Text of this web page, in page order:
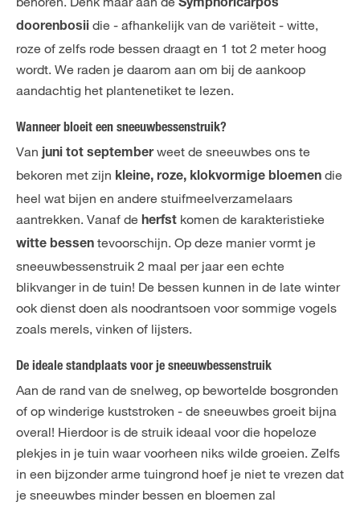
Symphoricarpos
doorenbosii die - afhankelijk van de variëteit - witte,
roze of zelfs rode bessen draagt en 1 tot 2 meter hoog
wordt. We raden je daarom aan om bij de aankoop
aandachtig het plantenetiket te lezen.
Wanneer bloeit een sneeuwbessenstruik?
Van juni tot septemberweet de sneeuwbes ons te
bekoren met zijn kleine, roze, klokvormige bloemen die
heel wat bijen en andere stuifmeelverzamelaars
aantrekken. Vanaf de herfst komen de karakteristieke
witte bessen tevoorschijn. Op deze manier vormt je
sneeuwbessenstruik 2 maal per jaar een echte
blikvanger in de tuin! De bessen kunnen in de late winter
ook dienst doen als noodrantsoen voor sommige vogels
zoals merels, vinken of lijsters.
De ideale standplaats voor je sneeuwbessenstruik
Aan de rand van de snelweg, op bewortelde bosgronden
of op winderige kuststroken - de sneeuwbes groeit bijna
overal! Hierdoor is de struik ideaal voor die hopeloze
plekjes in je tuin waar voorheen niks wilde groeien. Zelfs
in een bijzonder arme tuingrond hoef je niet te vrezen dat
je sneeuwbes minder bessen en bloemen zal